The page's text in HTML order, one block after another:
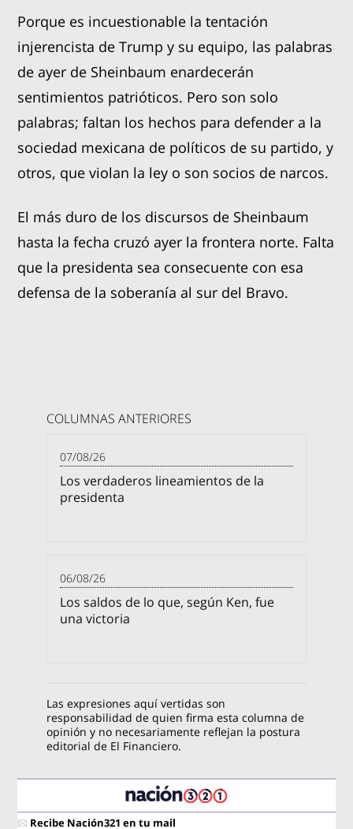
Porque es incuestionable la tentación
injerencista de Trump y su equipo, las palabras
de ayer de Sheinbaum enardecerán
sentimientos patrióticos. Pero son solo
palabras; faltan los hechos para defender a la
sociedad mexicana de políticos de su partido, y
otros, que violan la ley o son socios de narcos.
El más duro de los discursos de Sheinbaum
hasta la fecha cruzó ayer la frontera norte. Falta
que la presidenta sea consecuente con esa
defensa de la soberanía al sur del Bravo.
COLUMNAS ANTERIORES
07/08/26
Los verdaderos lineamientos de la
presidenta
06/08/26
Los saldos de lo que, según Ken, fue
una victoria
Las expresiones aquí vertidas son
responsabilidad de quien firma esta columna de
opinión y no necesariamente reflejan la postura
editorial de El Financiero.
Recibe Nación321 en tu mail